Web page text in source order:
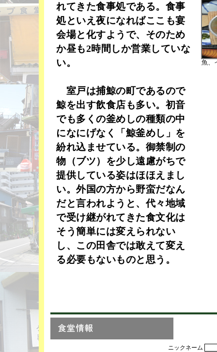
れてきた食事処である。食事
処といえ夜になればここも宴
会場と化すようで、そのため
か昼も2時間しか営業していな
い。
室戸は捕鯨の町であるので
鯨を出す飲食店も多い。初音
でも多くの釜めしの種類の中
になにげなく「鯨釜めし」を
紛れ込ませている。御禁制の
物（ブツ）を少し遠慮がちで
提供している姿はほほえまし
い。外国の方から野蛮だなん
だと言われようと、代々地域
で受け継がれてきた食文化は
そう簡単には変えられない
し、この田舎では敢えて変え
る必要もないものと思う。
魚、
ニックネーム